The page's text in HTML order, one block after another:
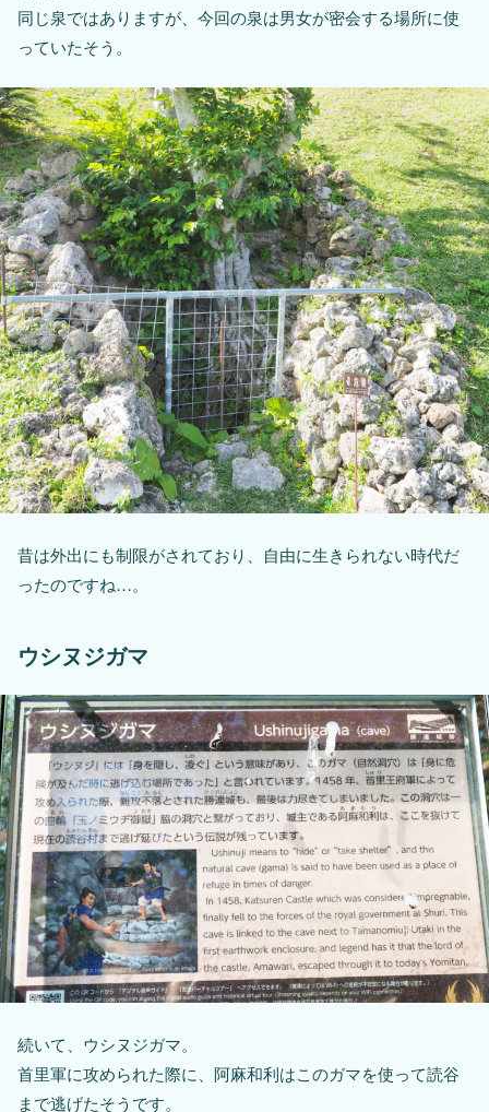
同じ泉ではありますが、今回の泉は男女が密会する場所に使
っていたそう。
昔は外出にも制限がされており、自由に生きられない時代だ
ったのですね…。
ウシヌジガマ
続いて、ウシヌジガマ。
首里軍に攻められた際に、阿麻和利はこのガマを使って読谷
まで逃げたそうです。